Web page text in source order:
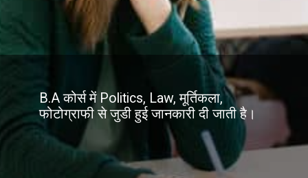
B.A कोर्स में Politics, Law, मूर्तिकला,
फोटोग्राफी से जुडी हुई जानकारी दी जाती है।